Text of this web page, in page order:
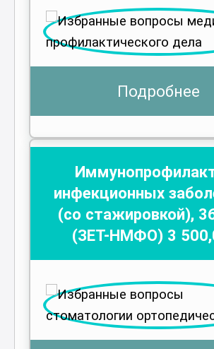
Подробнее
инфекционных
(со стажировкой),
(ЗЕТ-НМФО) 3 500